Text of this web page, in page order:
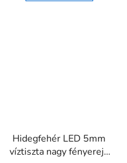
Hidegfehér LED 5mm
víztiszta nagy fényerejű